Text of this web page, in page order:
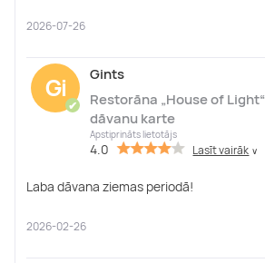
2026-07-26
Gi
✔
Gints
Restorāna „House of Light“
dāvanu karte
Apstiprināts lietotājs
4.0 Lasīt vairāk ∨
Laba dāvana ziemas periodā!
2026-02-26